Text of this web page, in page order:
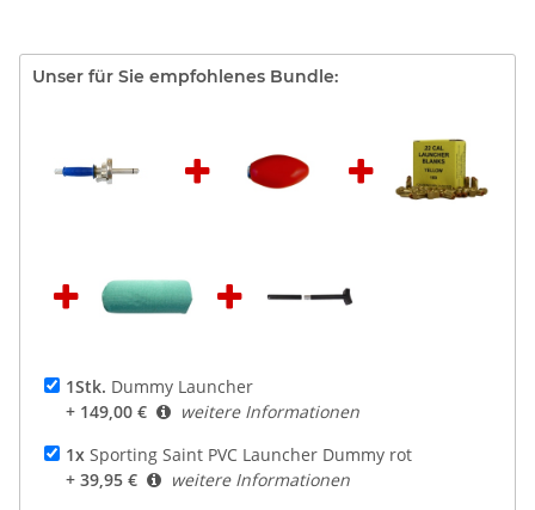
Unser für Sie empfohlenes Bundle:
1Stk. Dummy Launcher
+ 149,00 €
weitere Informationen
1x Sporting Saint PVC Launcher Dummy rot
+ 39,95 €
weitere Informationen